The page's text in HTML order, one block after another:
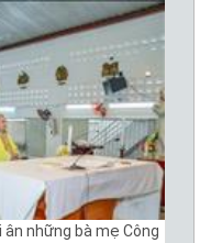
những bà mẹ Công